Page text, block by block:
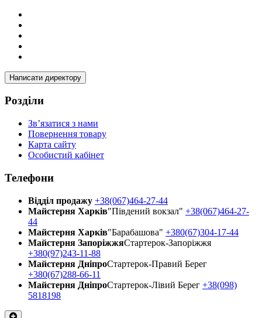
Написати директору
Розділи
Зв’язатися з нами
Повернення товару
Карта сайту
Особистий кабінет
Телефони
Відділ продажу +38(067)464-27-44
Майстерня Харків"Південий вокзал" +38(067)464-27-
44
Майстерня Харків"Барабашова" +380(67)304-17-44
Майстерня ЗапоріжжяСтартерок-Запоріжжя
+380(97)243-11-88
Майстерня ДнiпроСтартерок-Правий Берег
+380(67)288-66-11
Майстерня ДнiпроСтартерок-Лівий Берег +38(098)
5818198